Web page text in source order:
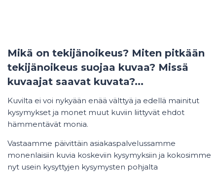
Mikä on tekijänoikeus? Miten pitkään
tekijänoikeus suojaa kuvaa? Missä
kuvaajat saavat kuvata?...
Kuvilta ei voi nykyään enää välttyä ja edellä mainitut
kysymykset ja monet muut kuviin liittyvät ehdot
hämmentävät monia.
Vastaamme päivittäin asiakaspalvelussamme
monenlaisiin kuvia koskeviin kysymyksiin ja kokosimme
nyt usein kysyttyjen kysymysten pohjalta